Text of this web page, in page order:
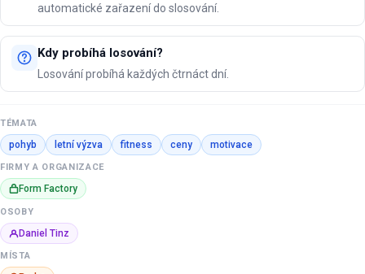
automatické zařazení do slosování.
Kdy probíhá losování?
Losování probíhá každých čtrnáct dní.
TÉMATA
pohyb letní výzva fitness ceny motivace
FIRMY A ORGANIZACE
Form Factory
OSOBY
Daniel Tinz
MÍSTA